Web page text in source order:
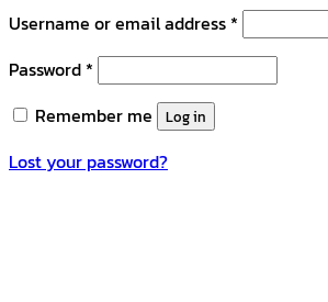
Username or email address *
Password *
Remember me
Log in
Lost your password?